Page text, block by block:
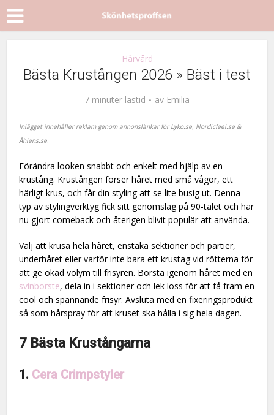
Hårvård
Bästa Krustången 2026 » Bäst i test
7 minuter lästid av Emilia
Inlägget innehåller reklam genom annonslänkar för Lyko.se, Nordicfeel.se &
Åhlens.se.
Förändra looken snabbt och enkelt med hjälp av en
krustång. Krustången förser håret med små vågor, ett
härligt krus, och får din styling att se lite busig ut. Denna
typ av stylingverktyg fick sitt genomslag på 90-talet och har
nu gjort comeback och återigen blivit populär att använda.
Välj att krusa hela håret, enstaka sektioner och partier,
underhåret eller varför inte bara ett krustag vid rötterna för
att ge ökad volym till frisyren. Borsta igenom håret med en
svinborste, dela in i sektioner och lek loss för att få fram en
cool och spännande frisyr. Avsluta med en fixeringsprodukt
så som hårspray för att kruset ska hålla i sig hela dagen.
7 Bästa Krustångarna
1. Cera Crimpstyler